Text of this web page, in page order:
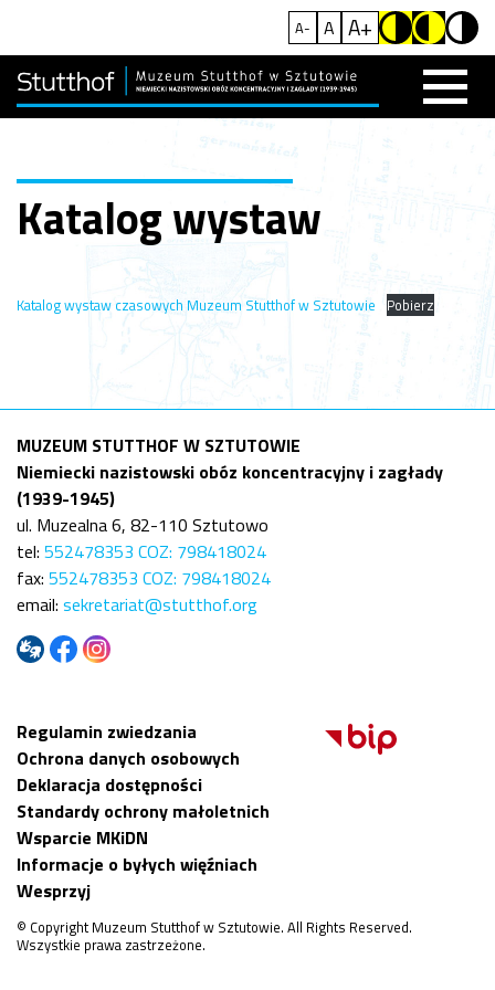
A- A A+
Katalog wystaw
Katalog wystaw czasowych Muzeum Stutthof w Sztutowie Pobierz
MUZEUM STUTTHOF W SZTUTOWIE
Niemiecki nazistowski obóz koncentracyjny i zagłady
(1939-1945)
ul. Muzealna 6, 82-110 Sztutowo
tel: 552478353 COZ: 798418024
fax: 552478353 COZ: 798418024
email: sekretariat@stutthof.org
Regulamin zwiedzania
Ochrona danych osobowych
Deklaracja dostępności
Standardy ochrony małoletnich
Wsparcie MKiDN
Informacje o byłych więźniach
Wesprzyj
© Copyright Muzeum Stutthof w Sztutowie. All Rights Reserved.
Wszystkie prawa zastrzeżone.